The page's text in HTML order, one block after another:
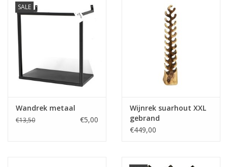
Kleden
Vachten
Keuken
SALE
Wandrek metaal
€13,50 €5,00
Wijnrek suarhout XXL
gebrand
€449,00